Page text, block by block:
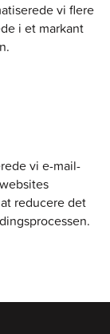
vi flere
i et markant
vi e-mail-
reducere det